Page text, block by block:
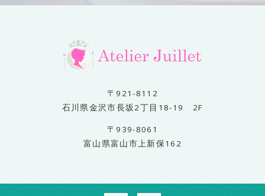
〒921-8112
石川県金沢市長坂2丁目18-19 2F
〒939-8061
富山県富山市上新保162